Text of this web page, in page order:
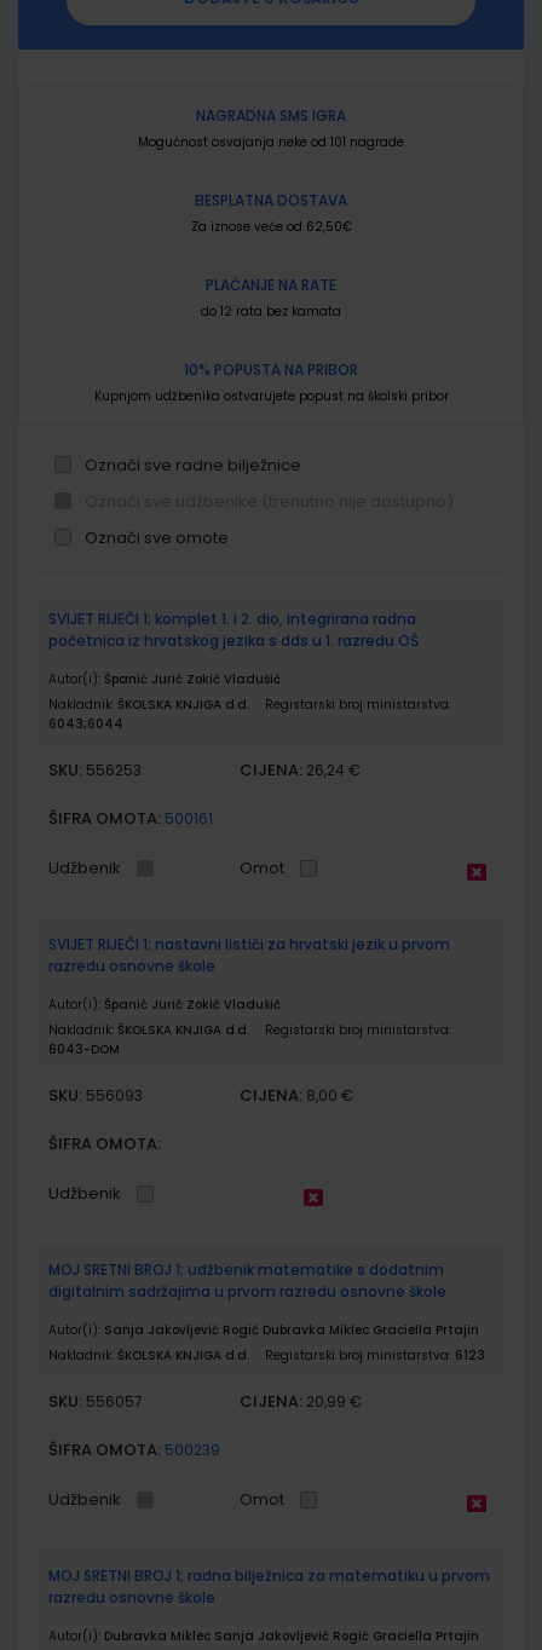
NAGRADNA SMS IGRA
Mogućnost osvajanja neke od 101 nagrade
BESPLATNA DOSTAVA
Za iznose veće od 62,50€
PLAĆANJE NA RATE
do 12 rata bez kamata
10% POPUSTA NA PRIBOR
Kupnjom udžbenika ostvarujete popust na školski pribor
Označi sve radne bilježnice
Označi sve omote
proizvodi
SVIJET RIJEČI 1; komplet 1. i 2. dio, integrirana radna
početnica iz hrvatskog jezika s dds u 1. razredu OŠ
Autor(i): Španić Jurić Zokić Vladušić
Nakladnik: ŠKOLSKA KNJIGA d.d.
Registarski broj ministarstva:
6043;6044
SKU: 556253 CIJENA: 26,24 €
ŠIFRA OMOTA: 500161
Udžbenik Omot
SVIJET RIJEČI 1; nastavni listići za hrvatski jezik u prvom
razredu osnovne škole
Autor(i): Španić Jurić Zokić Vladušić
Nakladnik: ŠKOLSKA KNJIGA d.d.
Registarski broj ministarstva:
6043-DOM
SKU: 556093 CIJENA: 8,00 €
ŠIFRA OMOTA:
Udžbenik
MOJ SRETNI BROJ 1; udžbenik matematike s dodatnim
digitalnim sadržajima u prvom razredu osnovne škole
Autor(i): Sanja Jakovljević Rogić Dubravka Miklec Graciella Prtajin
Nakladnik: ŠKOLSKA KNJIGA d.d. Registarski broj ministarstva: 6123
SKU: 556057 CIJENA: 20,99 €
ŠIFRA OMOTA: 500239
Udžbenik Omot
MOJ SRETNI BROJ 1; radna bilježnica za matematiku u prvom
razredu osnovne škole
Autor(i): Dubravka Miklec Sanja Jakovljević Rogić Graciella Prtajin